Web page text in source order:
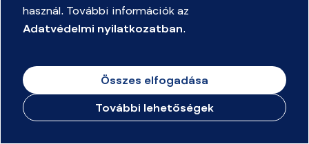
Gyurma, színes, 12 darabos, 200 g, COOL BY VICTORIA
használ. További információk az
Adatvédelmi nyilatkozatban.
Összes elfogadása
További lehetőségek